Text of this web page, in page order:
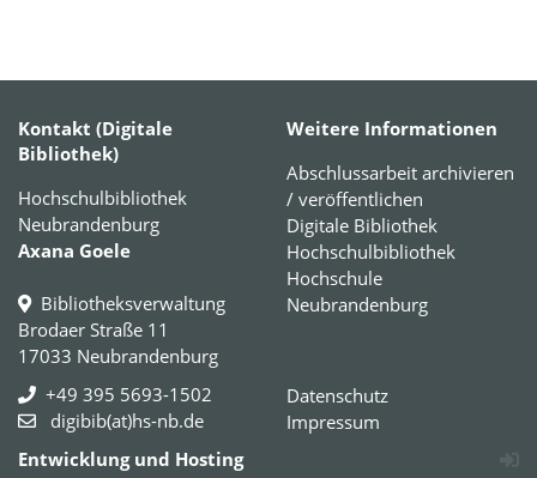
Kontakt (Digitale
Bibliothek)
Hochschulbibliothek
Neubrandenburg
Axana Goele
Bibliotheksverwaltung
Brodaer Straße 11
17033 Neubrandenburg
+49 395 5693-1502
digibib(at)hs-nb.de
Weitere Informationen
Abschlussarbeit archivieren
/ veröffentlichen
Digitale Bibliothek
Hochschulbibliothek
Hochschule
Neubrandenburg
Datenschutz
Impressum
Entwicklung und Hosting